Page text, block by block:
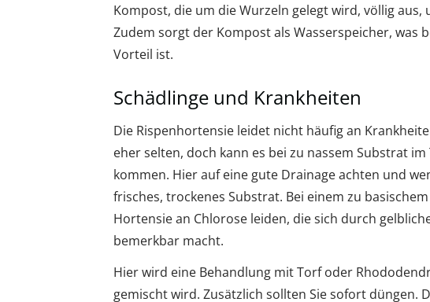
Kompost, die um die Wurzeln gelegt wird, völlig
Zudem sorgt der Kompost als Wasserspeicher, was
Vorteil ist.
Schädlinge und Krankheiten
Die Rispenhortensie leidet nicht häufig an
eher selten, doch kann es bei zu nassem Substrat
kommen. Hier auf eine gute Drainage achten und
frisches, trockenes Substrat. Bei einem zu
Hortensie an Chlorose leiden, die sich durch
bemerkbar macht.
Hier wird eine Behandlung mit Torf oder
gemischt wird. Zusätzlich sollten Sie sofort düngen.